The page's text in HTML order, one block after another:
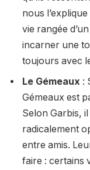
nous
vie rangée
incarner une
toujours avec
Le Gémeaux :
Gémeaux est
Selon Garbis,
radicalement
entre amis.
faire : certains